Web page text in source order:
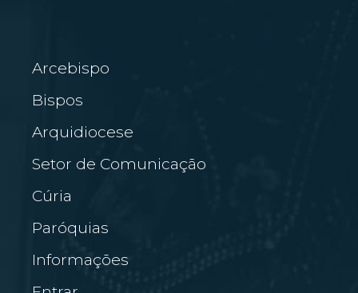
Arcebispo
Bispos
Arquidiocese
Setor de Comunicação
Cúria
Paróquias
Informações